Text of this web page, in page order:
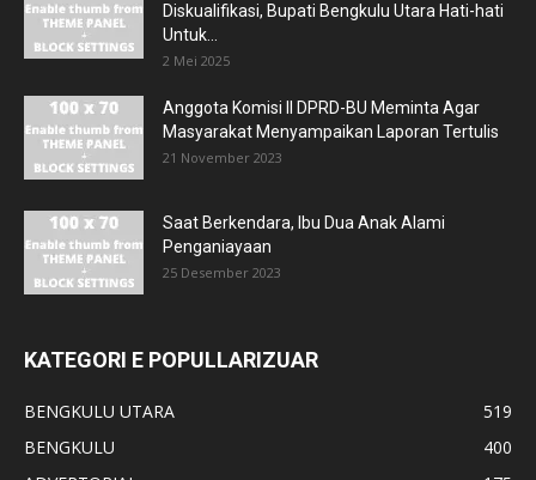
Diskualifikasi, Bupati Bengkulu Utara Hati-hati
Untuk...
2 Mei 2025
Anggota Komisi II DPRD-BU Meminta Agar
Masyarakat Menyampaikan Laporan Tertulis
21 November 2023
Saat Berkendara, Ibu Dua Anak Alami
Penganiayaan
25 Desember 2023
KATEGORI E POPULLARIZUAR
BENGKULU UTARA
519
BENGKULU
400